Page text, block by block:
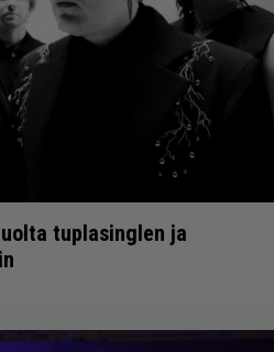
tuplasinglen ja